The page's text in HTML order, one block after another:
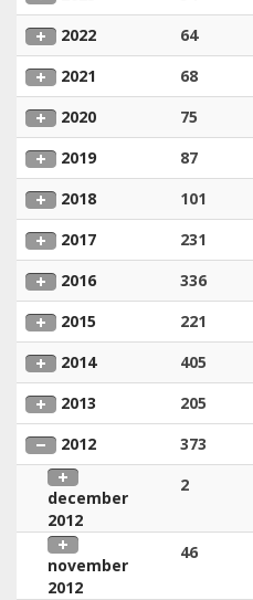
2022
64
2021
68
2020
75
2019
87
2018
101
2017
231
2016
336
2015
221
2014
405
2013
205
2012
373
december
2012
2
november
2012
46